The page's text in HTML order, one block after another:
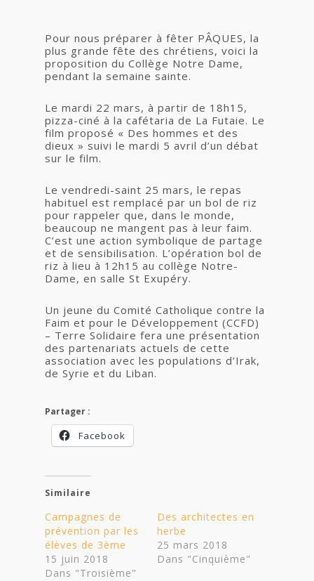
Pour nous préparer à fêter PÂQUES, la
plus grande fête des chrétiens, voici la
proposition du Collège Notre Dame,
pendant la semaine sainte.
Le mardi 22 mars, à partir de 18h15,
pizza-ciné à la cafétaria de La Futaie. Le
film proposé « Des hommes et des
dieux » suivi le mardi 5 avril d’un débat
sur le film.
Le vendredi-saint 25 mars, le repas
habituel est remplacé par un bol de riz
pour rappeler que, dans le monde,
beaucoup ne mangent pas à leur faim.
C’est une action symbolique de partage
et de sensibilisation. L’opération bol de
riz à lieu à 12h15 au collège Notre-
Dame, en salle St Exupéry.
Un jeune du Comité Catholique contre la
Faim et pour le Développement (CCFD)
– Terre Solidaire fera une présentation
des partenariats actuels de cette
association avec les populations d’Irak,
de Syrie et du Liban.
Partager :
Facebook
Similaire
Campagnes de
prévention par les
élèves de 3ème
15 juin 2018
Dans "Troisième"
Des architectes en
herbe
25 mars 2018
Dans "Cinquième"